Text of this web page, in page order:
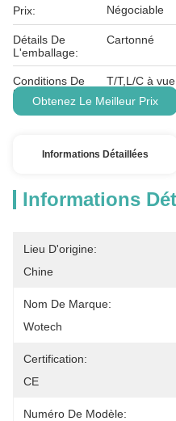
Prix: Négociable
Détails De
L'emballage:
Cartonné
Conditions De
Paiement:
T/T,L/C à vue
Obtenez Le Meilleur Prix
Informations Détaillées
Informations
Lieu D'origine:
Chine
Nom De Marque:
Wotech
Certification:
CE
Numéro De Modèle: